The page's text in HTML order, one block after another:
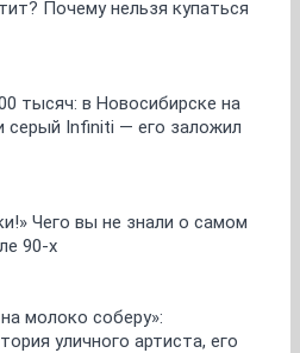
Почему нельзя купаться
тысяч: в Новосибирске на
серый Infiniti — его заложил
Чего вы не знали о самом
90-х
молоко соберу»:
уличного артиста, его